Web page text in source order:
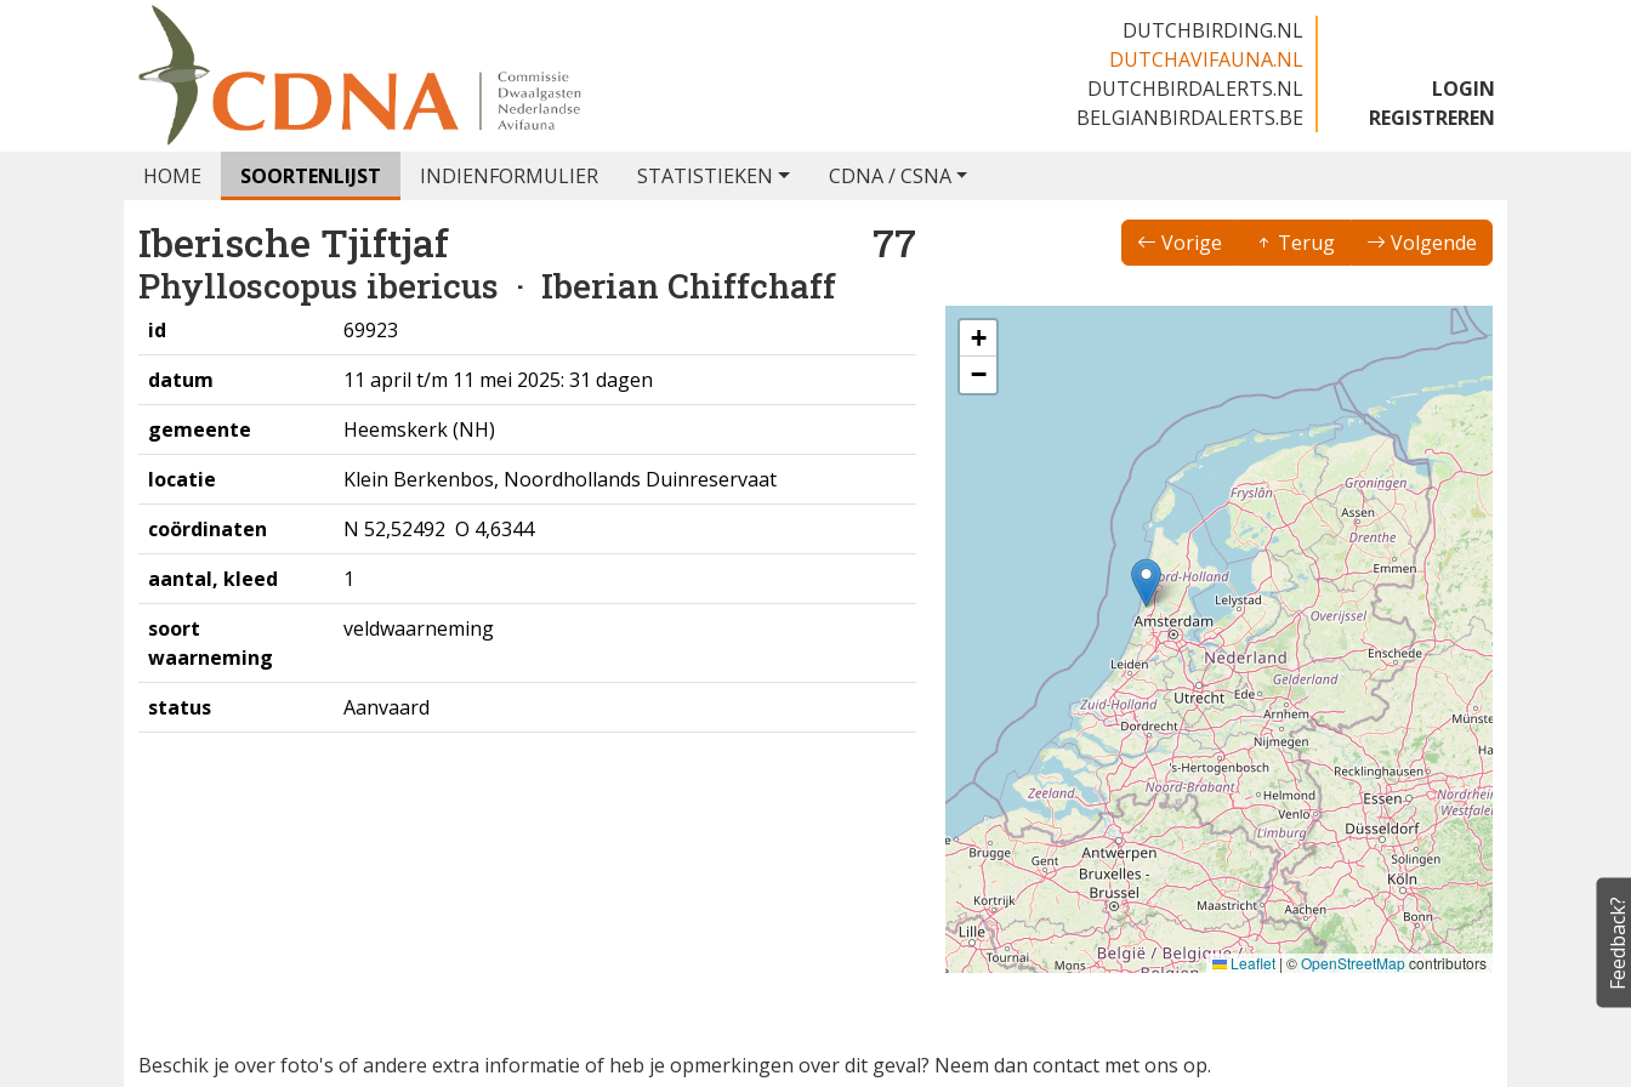
DUTCHBIRDING.NL
DUTCHAVIFAUNA.NL
DUTCHBIRDALERTS.NL
BELGIANBIRDALERTS.BE
LOGIN
REGISTREREN
HOME SOORTENLIJST INDIENFORMULIER STATISTIEKEN CDNA / CSNA
Iberische Tjiftjaf 77
Phylloscopus ibericus · Iberian Chiffchaff
Vorige Terug Volgende
id
69923
datum
11 april t/m 11 mei 2025: 31 dagen
gemeente
Heemskerk (NH)
locatie
Klein Berkenbos, Noordhollands Duinreservaat
coördinaten
N 52,52492 O 4,6344
aantal, kleed
1
soort
waarneming
veldwaarneming
status Aanvaard
+
−
Leaflet |©OpenStreetMapcontributors
Beschik je over foto's of andere extra informatie of heb je opmerkingen over dit geval? Neem dan contact met ons op.
Feedback?